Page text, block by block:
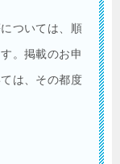
ついては、順
。掲載のお申
は、その都度